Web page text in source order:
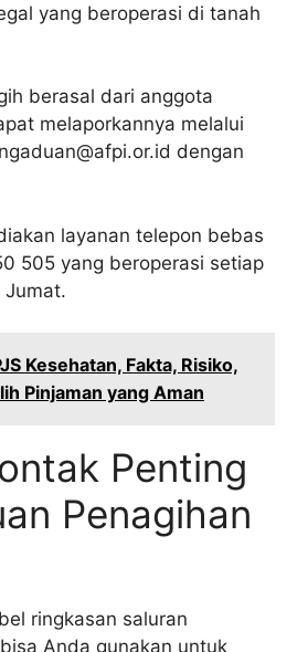
yang beroperasi di tanah
berasal dari anggota
melaporkannya melalui
dengan
layanan telepon bebas
505 yang beroperasi setiap
Jumat.
Kesehatan, Fakta, Risiko,
Pinjaman yang Aman
Penting
Penagihan
ringkasan saluran
Anda gunakan untuk